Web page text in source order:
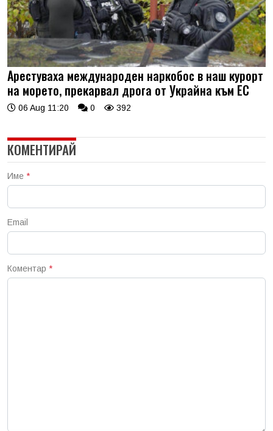
Арестуваха международен наркобос в наш курорт
на морето, прекарвал дрога от Украйна към ЕС
06 Aug 11:20 0 392
КОМЕНТИРАЙ
Име *
Email
Коментар *